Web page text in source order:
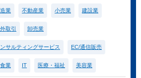
業 不動産業 小売業 建設業
取引 卸売業
ンサルティングサービス EC/通信販売
業 IT 医療・福祉 美容業